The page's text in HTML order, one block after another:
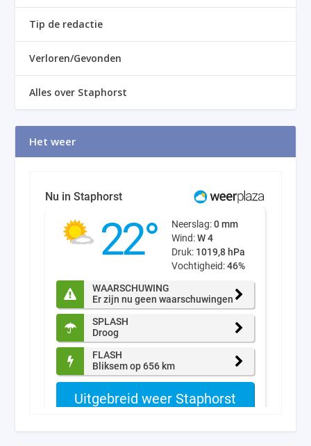
Tip de redactie
Verloren/Gevonden
Alles over Staphorst
Het weer